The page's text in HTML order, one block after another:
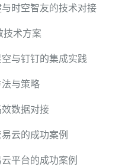
时空智友的技术对接
技术方案
与钉钉的集成实践
与策略
数据对接
云的成功案例
平台的成功案例